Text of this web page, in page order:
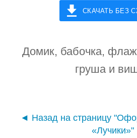
СКАЧАТЬ БЕЗ
Домик, бабочка,
груша и
◄ Назад на страницу
«Лучики»"